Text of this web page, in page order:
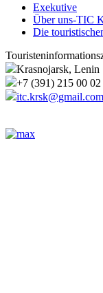
Exekutive
Über uns-TIC
Die
Krasnojarsk, Lenin
+7 (391) 215 00 02
itc.krsk@gmail.com